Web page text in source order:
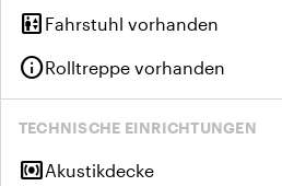
elevator Fahrstuhl vorhanden
infoRolltreppe vorhanden
TECHNISCHE EINRICHTUNGEN
surround_soundAkustikdecke